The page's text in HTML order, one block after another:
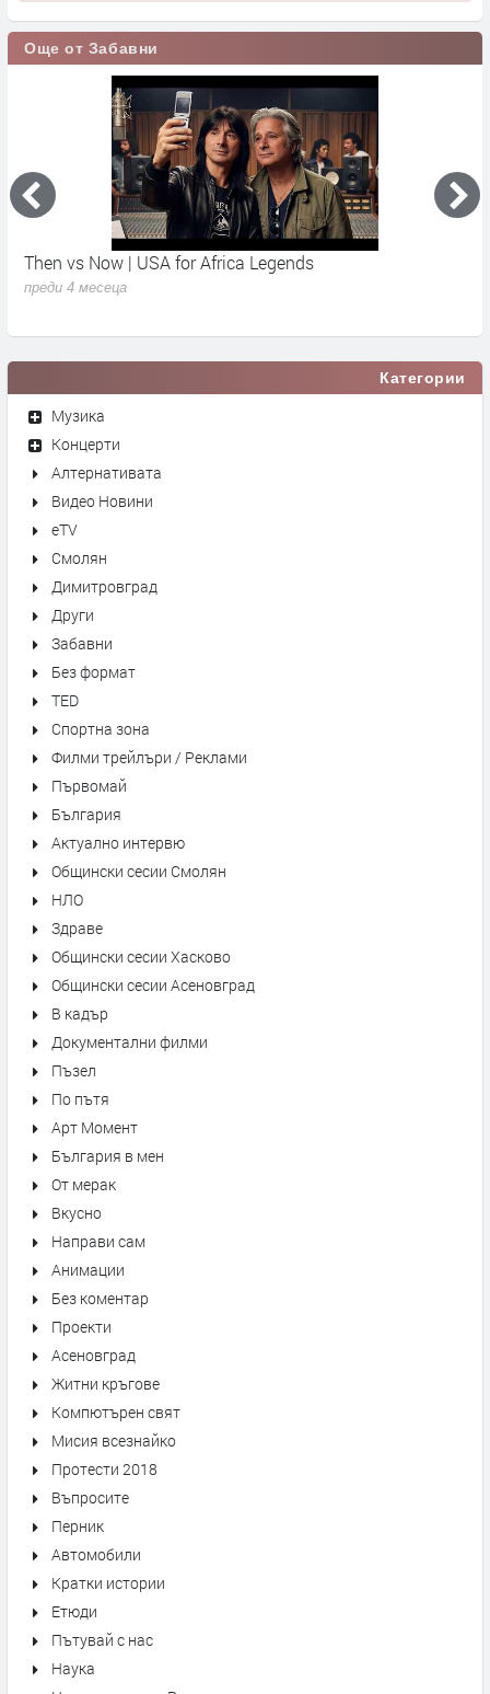
Още от Забавни
Then vs Now | USA for Africa Legends
преди 4 месеца
Категории
Музика
Концерти
Алтернативата
Видео Новини
eTV
Смолян
Димитровград
Други
Забавни
Без формат
TED
Спортна зона
Филми трейлъри / Реклами
Първомай
България
Актуално интервю
Общински сесии Смолян
НЛО
Здраве
Общински сесии Хасково
Общински сесии Асеновград
В кадър
Документални филми
Пъзел
По пътя
Арт Момент
България в мен
От мерак
Вкусно
Направи сам
Анимации
Без коментар
Проекти
Асеновград
Житни кръгове
Компютърен свят
Мисия всезнайко
Протести 2018
Въпросите
Перник
Автомобили
Кратки истории
Етюди
Пътувай с нас
Наука